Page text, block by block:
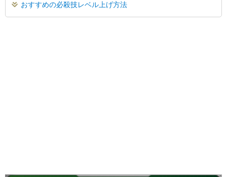
おすすめの必殺技レベル上げ方法